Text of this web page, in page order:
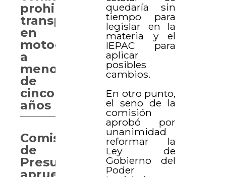
quedaría sin
tiempo para
legislar en la
materia y el
IEPAC para
aplicar
posibles
cambios.
En otro punto,
el seno de la
comisión
aprobó por
unanimidad
reformar la
Ley de
Gobierno del
Poder
prohibir
transportar
en
motocicletas
a
menores
de
cinco
años
Comisión
de
Presupuesto